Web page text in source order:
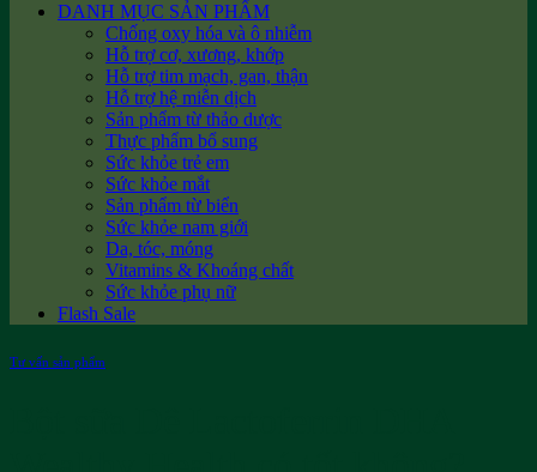
DANH MỤC SẢN PHẨM
Chống oxy hóa và ô nhiễm
Hỗ trợ cơ, xương, khớp
Hỗ trợ tim mạch, gan, thận
Hỗ trợ hệ miễn dịch
Sản phẩm từ thảo dược
Thực phẩm bổ sung
Sức khỏe trẻ em
Sức khỏe mắt
Sản phẩm từ biển
Sức khỏe nam giới
Da, tóc, móng
Vitamins & Khoáng chất
Sức khỏe phụ nữ
Flash Sale
Tư vấn sản phẩm